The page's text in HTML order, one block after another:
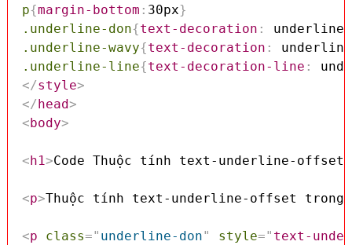
p{margin-bottom : 30px}
.underline-don{text-decoration : underline
.underline-wavy{text-decoration :
.underline-line{text-decoration-line :
</style>
</head>
<body>
<h1>Code Thuộc tính text-underline-offset
<p>Thuộc tính text-underline-offset trong
<p class=" underline-don" style=" text-